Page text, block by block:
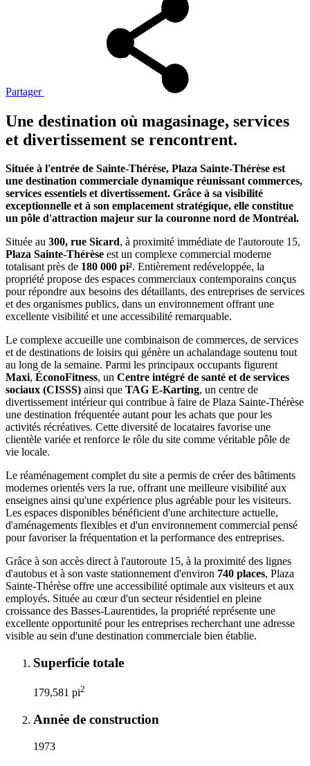
Partager
Une destination où magasinage, services
et divertissement se rencontrent.
Située à l'entrée de Sainte-Thérèse, Plaza Sainte-Thérèse est
une destination commerciale dynamique réunissant commerces,
services essentiels et divertissement. Grâce à sa visibilité
exceptionnelle et à son emplacement stratégique, elle constitue
un pôle d'attraction majeur sur la couronne nord de Montréal.
Située au 300, rue Sicard, à proximité immédiate de l'autoroute 15,
Plaza Sainte-Thérèse est un complexe commercial moderne
totalisant près de 180 000 pi². Entièrement redéveloppée, la
propriété propose des espaces commerciaux contemporains conçus
pour répondre aux besoins des détaillants, des entreprises de services
et des organismes publics, dans un environnement offrant une
excellente visibilité et une accessibilité remarquable.
Le complexe accueille une combinaison de commerces, de services
et de destinations de loisirs qui génère un achalandage soutenu tout
au long de la semaine. Parmi les principaux occupants figurent
Maxi, ÉconoFitness, un Centre intégré de santé et de services
sociaux (CISSS) ainsi que TAG E-Karting, un centre de
divertissement intérieur qui contribue à faire de Plaza Sainte-Thérèse
une destination fréquentée autant pour les achats que pour les
activités récréatives. Cette diversité de locataires favorise une
clientèle variée et renforce le rôle du site comme véritable pôle de
vie locale.
Le réaménagement complet du site a permis de créer des bâtiments
modernes orientés vers la rue, offrant une meilleure visibilité aux
enseignes ainsi qu'une expérience plus agréable pour les visiteurs.
Les espaces disponibles bénéficient d'une architecture actuelle,
d'aménagements flexibles et d'un environnement commercial pensé
pour favoriser la fréquentation et la performance des entreprises.
Grâce à son accès direct à l'autoroute 15, à la proximité des lignes
d'autobus et à son vaste stationnement d'environ 740 places, Plaza
Sainte-Thérèse offre une accessibilité optimale aux visiteurs et aux
employés. Située au cœur d'un secteur résidentiel en pleine
croissance des Basses-Laurentides, la propriété représente une
excellente opportunité pour les entreprises recherchant une adresse
visible au sein d'une destination commerciale bien établie.
Superficie totale
179,581 pi2
Année de construction
1973